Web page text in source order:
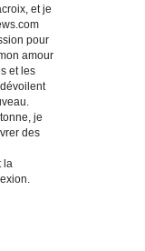
et je
pour
amour
et les
je
des
la